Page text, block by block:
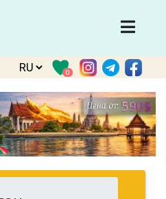
фирмы
прилета
0